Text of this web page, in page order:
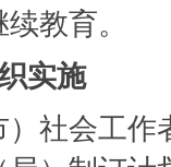
教育。
实施
社会工